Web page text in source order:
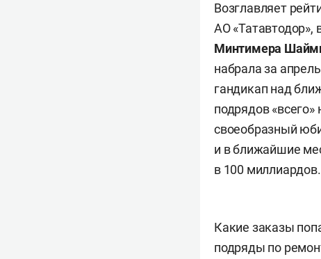
Возглавляет
АО «Татавтодор»,
Минтимера
набрала за
гандикап над
подрядов «всего»
своеобразный
и в ближайшие
в 100 миллиардов.
Какие заказы
подряды по